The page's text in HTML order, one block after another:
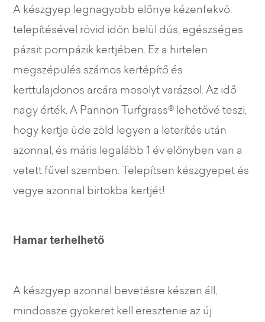
A készgyep legnagyobb előnye kézenfekvő:
telepítésével rövid időn belül dús, egészséges
pázsit pompázik kertjében. Ez a hirtelen
megszépülés számos kertépítő és
kerttulajdonos arcára mosolyt varázsol. Az idő
nagy érték. A Pannon Turfgrass® lehetővé teszi,
hogy kertje üde zöld legyen a leterítés után
azonnal, és máris legalább 1 év előnyben van a
vetett fűvel szemben. Telepítsen készgyepet és
vegye azonnal birtokba kertjét!
Hamar terhelhető
A készgyep azonnal bevetésre készen áll,
mindössze gyökeret kell eresztenie az új